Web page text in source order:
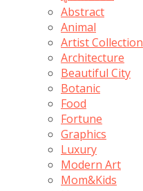
Abstract
Animal
Artist Collection
Architecture
Beautiful City
Botanic
Food
Fortune
Graphics
Luxury
Modern Art
Mom&Kids